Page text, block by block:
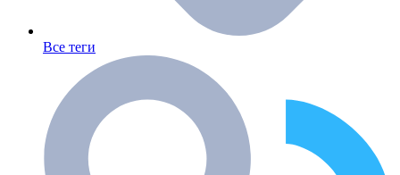
Все теги